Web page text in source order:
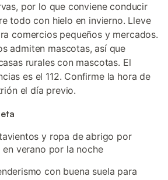
por lo que conviene conducir
todo con hielo en invierno. Lleve
comercios pequeños y mercados.
admiten mascotas, así que
rurales con mascotas. El
es el 112. Confirme la hora de
el día previo.
y ropa de abrigo por
en verano por la noche
con buena suela para